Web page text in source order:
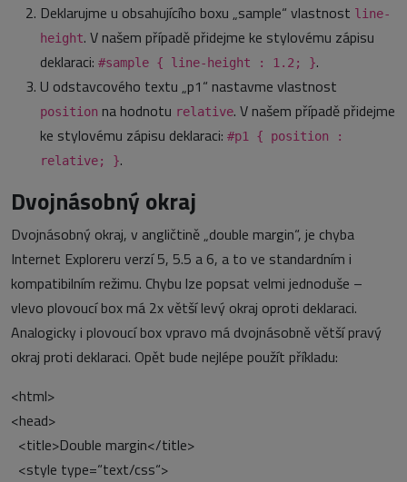
Deklarujme u obsahujícího boxu „sample“ vlastnost line-
height. V našem případě přidejme ke stylovému zápisu
deklaraci: #sample { line-height : 1.2; }.
U odstavcového textu „p1“ nastavme vlastnost
position na hodnotu relative. V našem případě přidejme
ke stylovému zápisu deklaraci: #p1 { position :
relative; }.
Dvojnásobný okraj
Dvojnásobný okraj, v angličtině „double margin“, je chyba
Internet Exploreru verzí 5, 5.5 a 6, a to ve standardním i
kompatibilním režimu. Chybu lze popsat velmi jednoduše –
vlevo plovoucí box má 2x větší levý okraj oproti deklaraci.
Analogicky i plovoucí box vpravo má dvojnásobně větší pravý
okraj proti deklaraci. Opět bude nejlépe použít příkladu:
<html>
<head>
<title>Double margin</title>
<style type=“text/css“>